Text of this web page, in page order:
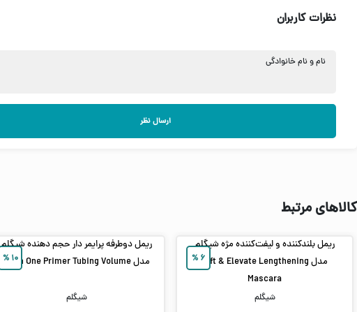
نظرات کاربران
نام و نام خانوادگی
ارسال نظر
کالاهای مرتبط
۶ %
ریمل بلندکننده و لیفت‌کننده مژه شیگلم
مدل Lift & Elevate Lengthening
Mascara
شیگلم
۱۰ %
ریمل دوطرفه پرایمر دار حجم دهنده شیگلم
مدل All In One Primer Tubing Volume
شیگلم